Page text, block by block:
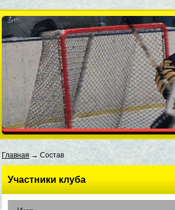
Главная → Состав
Участники клуба